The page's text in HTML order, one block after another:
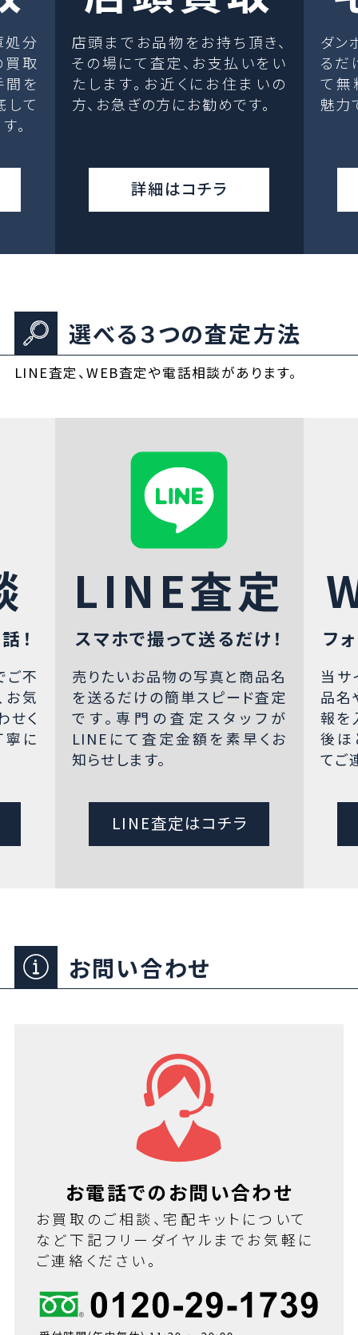
処分
取
間を
して
。
店頭までお品物をお持ち頂き、
その場にて査定、お支払いをい
たします。お近くにお住まいの
方、お急ぎの方にお勧めです。
詳細はコチラ
ダン
るだ
て無
魅力
選べる３つの査定方法
LINE査定、WEB査定や電話相談があります。
！
ご不
お気
せく
寧に
LINE査定
スマホで撮って送るだけ！
売りたいお品物の写真と商品名
を送るだけの簡単スピード査定
です。専門の査定スタッフが
LINEにて査定金額を素早くお
知らせします。
LINE査定はコチラ
フ
当サ
品名
報を
後ほ
てご
お問い合わせ
お電話でのお問い合わせ
お買取のご相談、宅配キットについて
など下記フリーダイヤルまでお気軽に
ご連絡ください。